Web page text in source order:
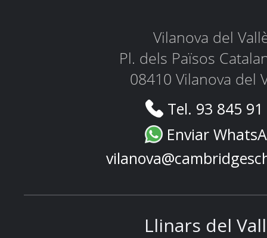
Vilanova del
Pl. dels Països
08410 Vilanova del
Tel. 93 845
Enviar
Llinars del